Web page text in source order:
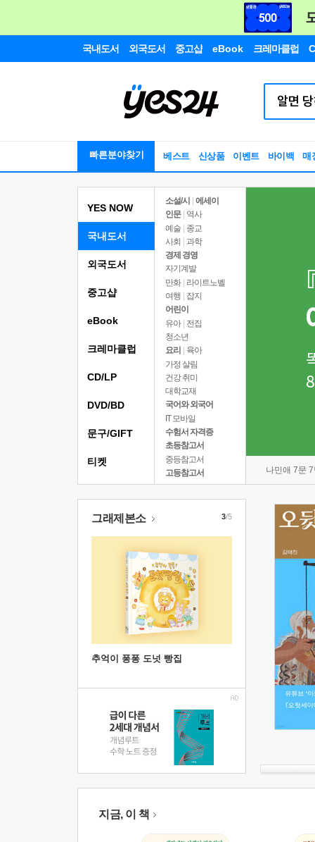
국내도서 외국도서 중고샵 eBook 크레마클럽
빠른분야찾기 베스트 신상품 이벤트 바이백 매
YES NOW
국내도서
소설/시
에세이
인문
역사
예술 | 종교
사회 | 과학
경제 경영
자기계발
만화 | 라이트노벨
여행
잡지
어린이
유아 | 전집
청소년
요리
육아
가정 살림
건강 취미
대학교재
국어와 외국어
IT 모바일
수험서 자격증
초등참고서
중등참고서
고등참고서
나민애 7문
외국도서
중고샵
eBook
크레마클럽
CD/LP
DVD/BD
문구/GIFT
티켓
그래제본소
추억이 퐁퐁 도넛 빵집
3/5
지금, 이 책